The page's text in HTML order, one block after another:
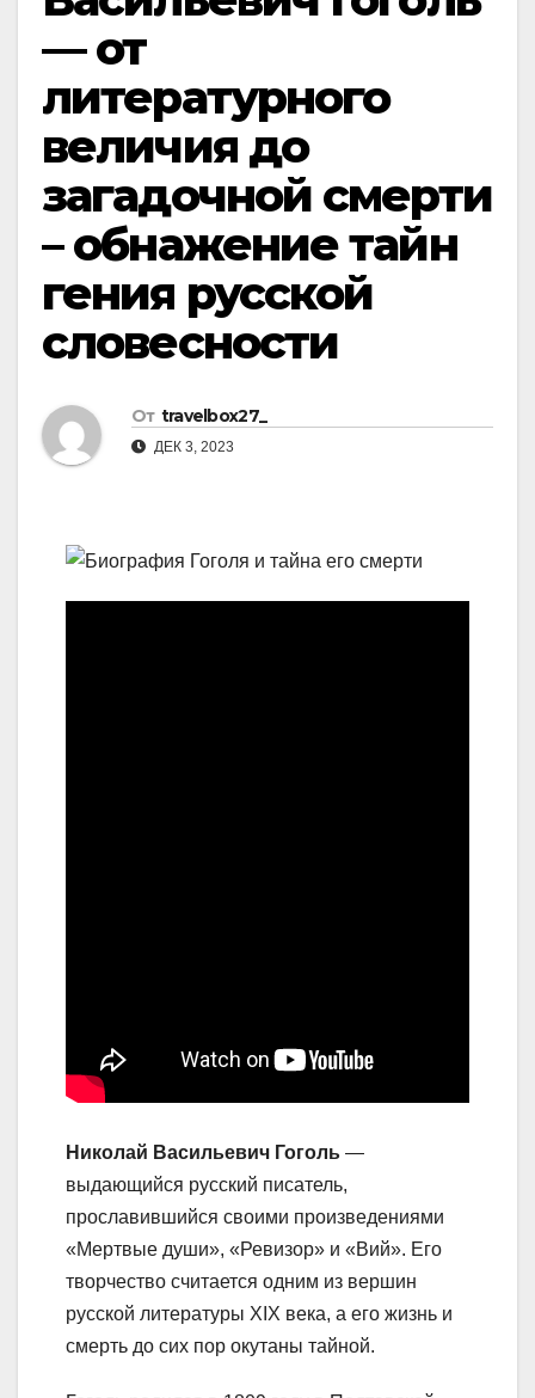
— от
литературного
величия до
загадочной смерти
– обнажение тайн
гения русской
словесности
От travelbox27_
ДЕК 3, 2023
Николай Васильевич Гоголь —
выдающийся русский писатель,
прославившийся своими произведениями
«Мертвые души», «Ревизор» и «Вий». Его
творчество считается одним из вершин
русской литературы XIX века, а его жизнь и
смерть до сих пор окутаны тайной.